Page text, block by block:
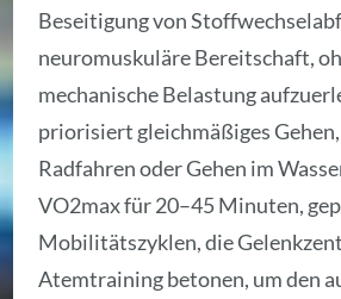
Beseitigung von
neuromuskuläre Bereitschaft,
mechanische Belastung
priorisiert gleichmäßiges
Radfahren oder Gehen im
VO2max für 20–45 Minuten,
Mobilitätszyklen, die
Atemtraining betonen, um den